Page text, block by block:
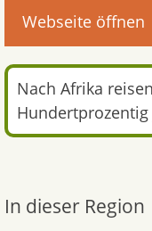
Webseite öffnen
Nach Afrika
In dieser Region